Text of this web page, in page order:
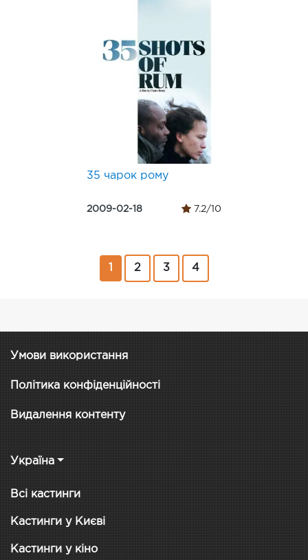
35 чарок рому
2009-02-18 7.2/10
2 3 4
Умови використання
Політика конфіденційності
Видалення контенту
Україна
Всі кастинги
Кастинги у Києві
Кастинги у кіно